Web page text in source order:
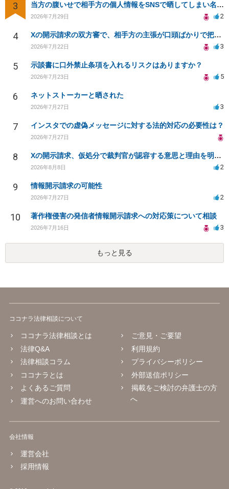
3 当方の腹いせで相手方の個人情報をSNSで晒してしまい名誉毀損させてしまったかもしれない
2026年7月29日 2
4 Xの開示請求の双方審で、相手方の主張が口頭ばかりで把握しきれません
2026年7月22日 3
5 示談書に口外禁止条項を入れるリスクはありますか？
2026年7月23日 5
6 ネットストーカーと晒された
2026年7月27日 3
7 インスタでの虚偽メッセージに対する法的対応の必要性は？
2026年7月27日
8 Xの開示請求、仮処分で裁判官が認容する意思と理由を明確化しても、相手側は争って引き延ばしますか
2026年8月8日 2
9 情報開示請求の可能性
2026年7月27日 2
10 著作権侵害の発信者情報開示請求への対応策について相談
2026年7月16日 3
もっと見る
ココナラ法律相談について
ココナラ法律相談とは
法律Q&A
法律相談コラム
ココナラとは
よくあるご質問
運営へのお問い合わせ
ご意見・ご要望
利用規約
プライバシーポリシー
外部送信ポリシー
掲載をご検討の弁護士の方
へ
会社情報
運営会社
採用情報